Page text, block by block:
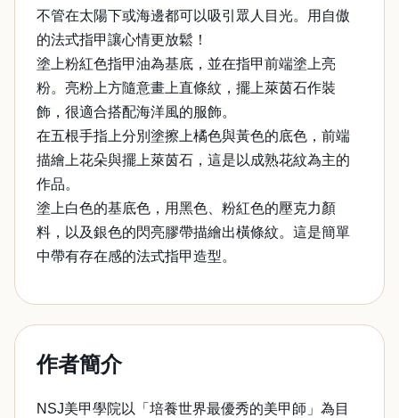
不管在太陽下或海邊都可以吸引眾人目光。用自傲
的法式指甲讓心情更放鬆！
塗上粉紅色指甲油為基底，並在指甲前端塗上亮
粉。亮粉上方隨意畫上直條紋，擺上萊茵石作裝
飾，很適合搭配海洋風的服飾。
在五根手指上分別塗擦上橘色與黃色的底色，前端
描繪上花朵與擺上萊茵石，這是以成熟花紋為主的
作品。
塗上白色的基底色，用黑色、粉紅色的壓克力顏
料，以及銀色的閃亮膠帶描繪出橫條紋。這是簡單
中帶有存在感的法式指甲造型。
作者簡介
NSJ美甲學院以「培養世界最優秀的美甲師」為目